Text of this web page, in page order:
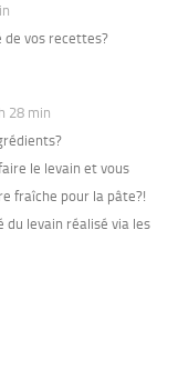
de vos recettes?
28 min
le levain et vous
fraîche pour la pâte?!
du levain réalisé via les